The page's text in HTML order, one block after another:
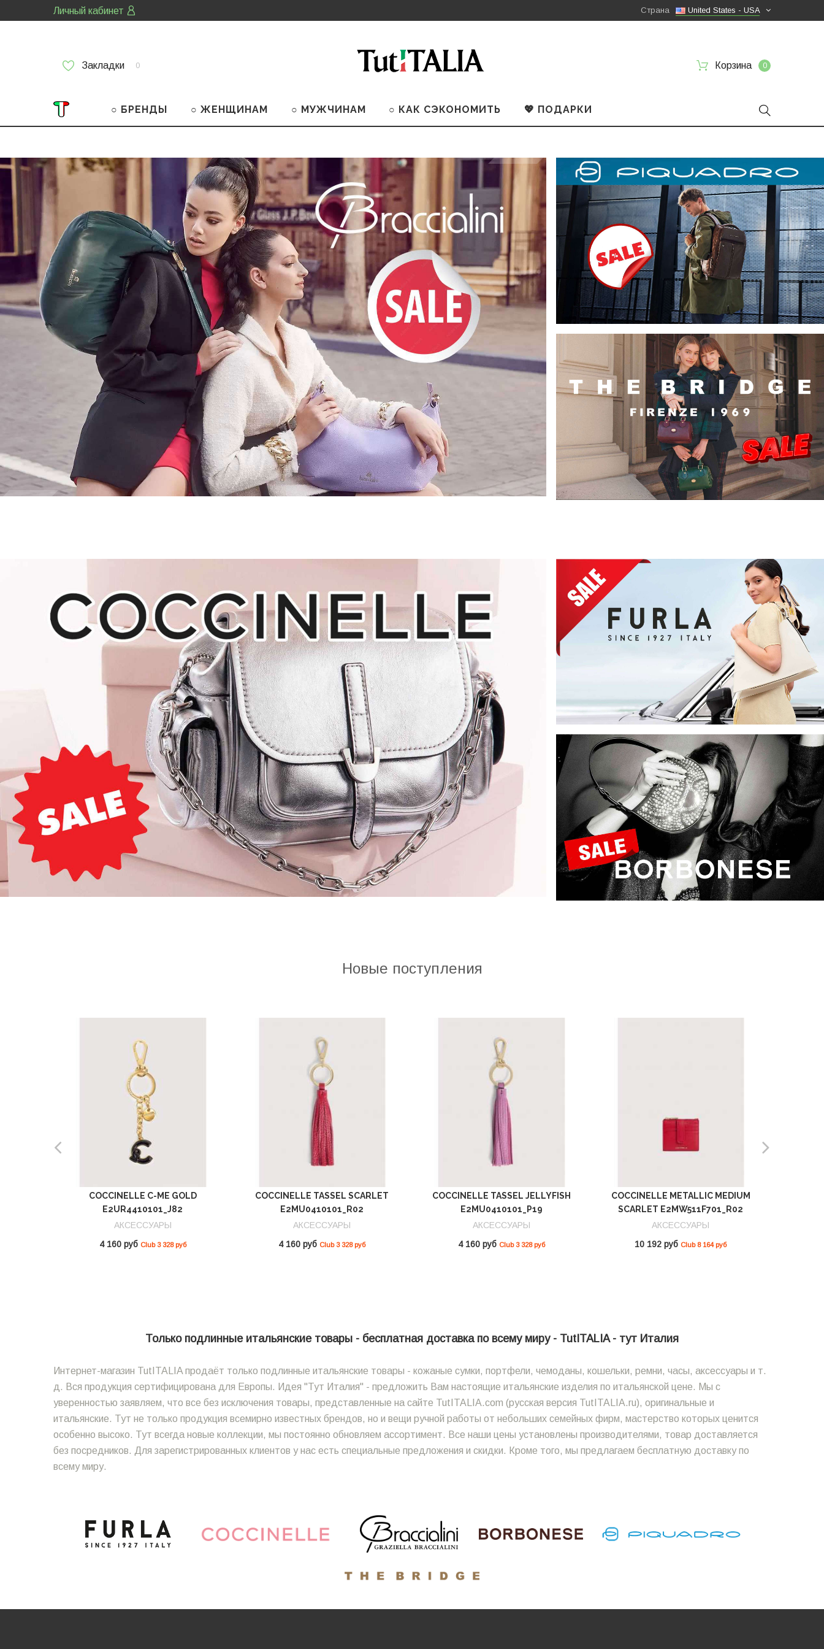
Личный кабинет United States - USA
Страна
Закладки 0 Корзина 0
○ БРЕНДЫ ○ ЖЕНЩИНАМ ○ МУЖЧИНАМ ○ КАК СЭКОНОМИТЬ 💖 ПОДАРКИ
Новые поступления
COCCINELLE C-ME GOLD
E2UR4410101_J82
АКСЕССУАРЫ
4 160 руб Club 3 328 руб
COCCINELLE TASSEL SCARLET
E2MU0410101_R02
АКСЕССУАРЫ
4 160 руб Club 3 328 руб
COCCINELLE TASSEL JELLYFISH
E2MU0410101_P19
АКСЕССУАРЫ
4 160 руб Club 3 328 руб
COCCINELLE METALLIC MEDIUM
SCARLET E2MW511F701_R02
АКСЕССУАРЫ
10 192 руб Club 8 164 руб
Только подлинные итальянские товары - бесплатная доставка по всему миру - TutITALIA - тут Италия
Интернет-магазин TutITALIA продаёт только подлинные итальянские товары - кожаные сумки, портфели, чемоданы, кошельки, ремни, часы, аксессуары и т.
д. Вся продукция сертифицирована для Европы. Идея "Тут Италия" - предложить Вам настоящие итальянские изделия по итальянской цене. Мы с
уверенностью заявляем, что все без исключения товары, представленные на сайте TutITALIA.com (русская версия TutITALIA.ru), оригинальные и
итальянские. Тут не только продукция всемирно известных брендов, но и вещи ручной работы от небольших семейных фирм, мастерство которых ценится
особенно высоко. Тут всегда новые коллекции, мы постоянно обновляем ассортимент. Все наши цены установлены производителями, товар доставляется
без посредников. Для зарегистрированных клиентов у нас есть специальные предложения и скидки. Кроме того, мы предлагаем бесплатную доставку по
всему миру.